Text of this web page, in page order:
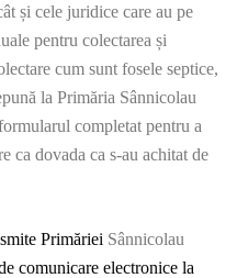
și cele juridice care au pe
pentru colectarea și
cum sunt fosele septice,
la Primăria Sânnicolau
completat pentru a
ca dovada ca s-au achitat de
Primăriei Sânnicolau
comunicare electronice la